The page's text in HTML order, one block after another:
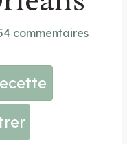
commentaires